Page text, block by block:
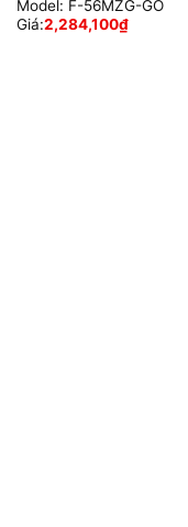
Model: F-56MZG-GO
Giá:2,284,100₫